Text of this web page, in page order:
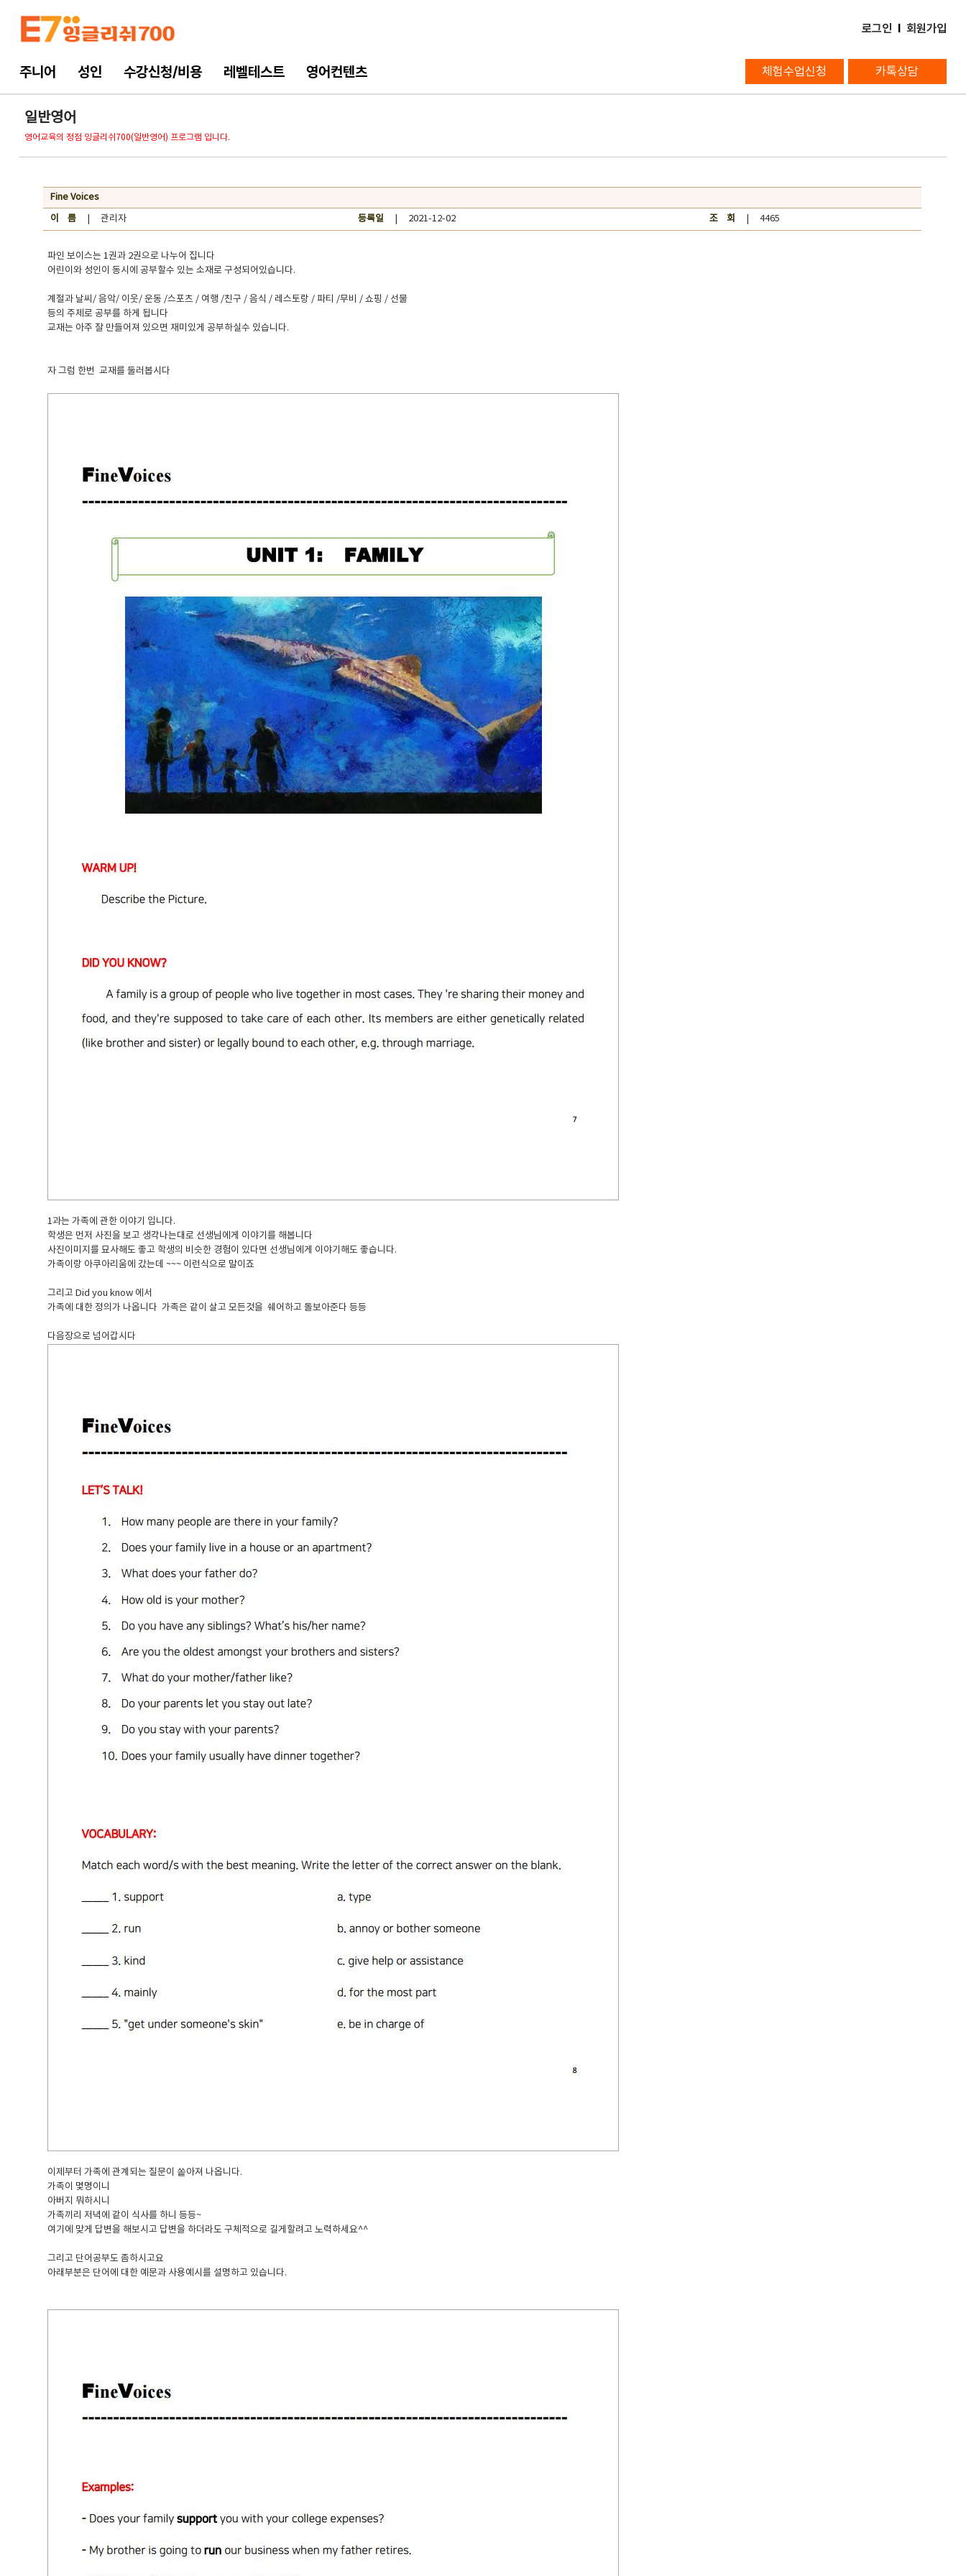
로그인 l 회원가입
주니어 성인 수강신청/비용 레벨테스트 영어컨텐츠 체험수업신청 카톡상담
일반영어
영어교육의 정점 잉글리쉬700(일반영어) 프로그램 입니다.
Fine Voices
이 름 | 관리자 등록일 | 2021-12-02 조 회 | 4465
파인 보이스는 1권과 2권으로 나누어 집니다
어린이와 성인이 동시에 공부할수 있는 소재로 구성되어있습니다.
계절과 날씨/ 음악/ 이웃/ 운동 /스포츠 / 여행 /친구 / 음식 / 레스토랑 / 파티 /무비 / 쇼핑 / 선물
등의 주제로 공부를 하게 됩니다
교재는 아주 잘 만들어져 있으면 재미있게 공부하실수 있습니다.
자 그럼 한번 교재를 둘러봅시다
1과는 가족에 관한 이야기 입니다.
학생은 먼저 사진을 보고 생각나는대로 선생님에게 이야기를 해봅니다
사진이미지를 묘사해도 좋고 학생의 비슷한 경험이 있다면 선생님에게 이야기해도 좋습니다.
가족이랑 아쿠아리움에 갔는데 ~~~ 이런식으로 말이죠
그리고 Did you know 에서
가족에 대한 정의가 나옵니다 가족은 같이 살고 모든것을 쉐어하고 돌보아준다 등등
다음장으로 넘어갑시다
이제부터 가족에 관계되는 질문이 쏱아져 나옵니다.
가족이 몇명이니
아버지 뭐하시니
가족끼리 저녁에 같이 식사를 하니 등등~
여기에 맞게 답변을 해보시고 답변을 하더라도 구체적으로 길게할려고 노력하세요^^
그리고 단어공부도 좀하시고요
아래부분은 단어에 대한 예문과 사용예시를 설명하고 있습니다.